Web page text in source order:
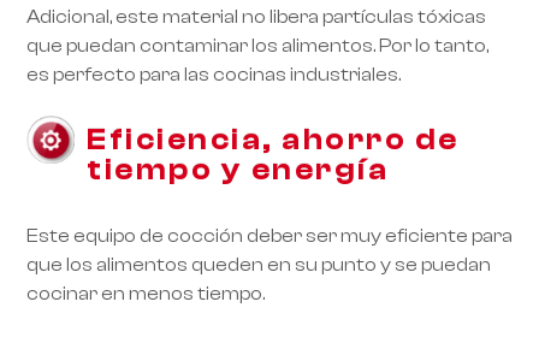
Adicional, este material no libera partículas tóxicas
que puedan contaminar los alimentos. Por lo tanto,
es perfecto para las cocinas industriales.
Eficiencia, ahorro de
tiempo y energía
Este equipo de cocción deber ser muy eficiente para
que los alimentos queden en su punto y se puedan
cocinar en menos tiempo.